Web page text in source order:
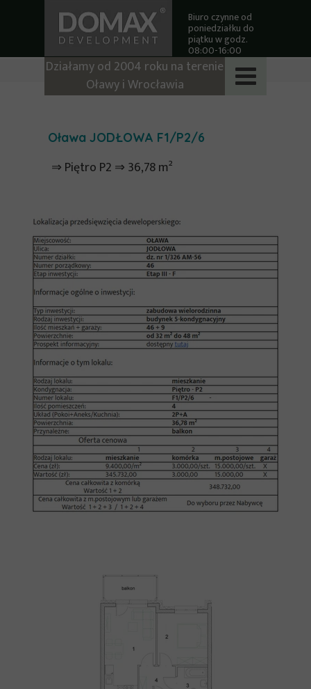
Biuro czynne od
poniedziałku do
piątku w godz.
08:00-16:00
Działamy od 2004 roku na terenie
Oławy i Wrocławia
Oława JODŁOWA F1/P2/6
⇒ Piętro P2 ⇒ 36,78 m²